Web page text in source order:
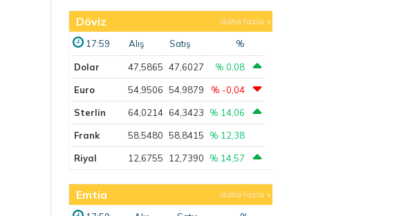
Döviz daha fazla
17:59 Alış Satış %
Dolar 47,5865 47,6027 % 0,08
Euro 54,9506 54,9879 % -0,04
Sterlin 64,0214 64,3423 % 14,06
Frank 58,5480 58,8415 % 12,38
Riyal 12,6755 12,7390 % 14,57
Emtia daha fazla